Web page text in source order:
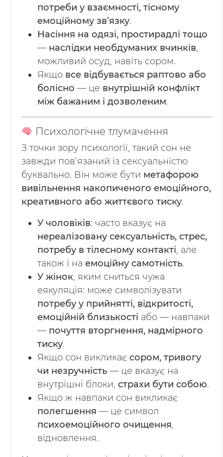
потреби у взаємності, тісному
емоційному зв’язку.
Насіння на одязі, простирадлі тощо
— наслідки необдуманих вчинків,
можливий осуд, навіть сором.
Якщо все відбувається раптово або
болісно — це внутрішній конфлікт
між бажаним і дозволеним.
Психологічне тлумачення
З точки зору психології, такий сон не
завжди пов’язаний із сексуальністю
буквально. Він може бути метафорою
вивільнення накопиченого емоційного,
креативного або життєвого тиску.
У чоловіків: часто вказує на
нереалізовану сексуальність, стрес,
потребу в тілесному контакті, але
також і на емоційну самотність.
У жінок, яким сниться чужа
еякуляція: може символізувати
потребу у прийнятті, відкритості,
емоційній близькості або — навпаки
— почуття вторгнення, надмірного
тиску.
Якщо сон викликає сором, тривогу
чи незручність — це вказує на
внутрішні блоки, страхи бути собою.
Якщо ж навпаки сон викликає
полегшення — це символ
психоемоційного очищення,
відновлення.